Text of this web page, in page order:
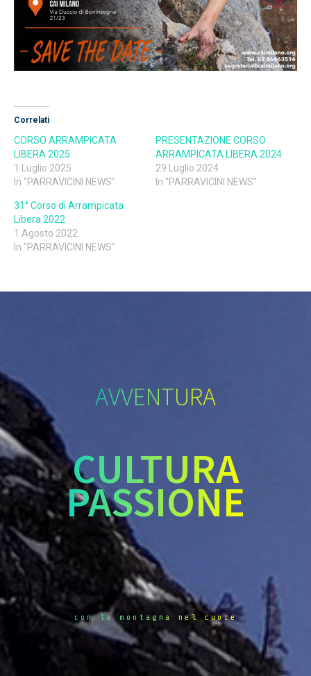
Correlati
CORSO ARRAMPICATA
LIBERA 2025
1 Luglio 2025
In "PARRAVICINI NEWS"
PRESENTAZIONE CORSO
ARRAMPICATA LIBERA 2024
29 Luglio 2024
In "PARRAVICINI NEWS"
31° Corso di Arrampicata
Libera 2022
1 Agosto 2022
In "PARRAVICINI NEWS"
AVVENTURA
CULTURA
PASSIONE
con la montagna nel cuore